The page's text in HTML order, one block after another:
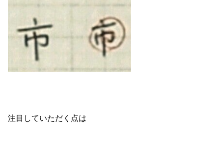
注目していただく点は